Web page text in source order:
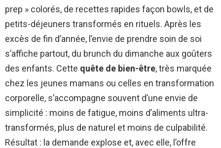
prep » colorés, de recettes rapides façon bowls, et de
petits-déjeuners transformés en rituels. Après les
excès de fin d’année, l’envie de prendre soin de soi
s’affiche partout, du brunch du dimanche aux goûters
des enfants. Cette quête de bien-être, très marquée
chez les jeunes mamans ou celles en transformation
corporelle, s’accompagne souvent d’une envie de
simplicité : moins de fatigue, moins d’aliments ultra-
transformés, plus de naturel et moins de culpabilité.
Résultat : la demande explose et, avec elle, l’offre